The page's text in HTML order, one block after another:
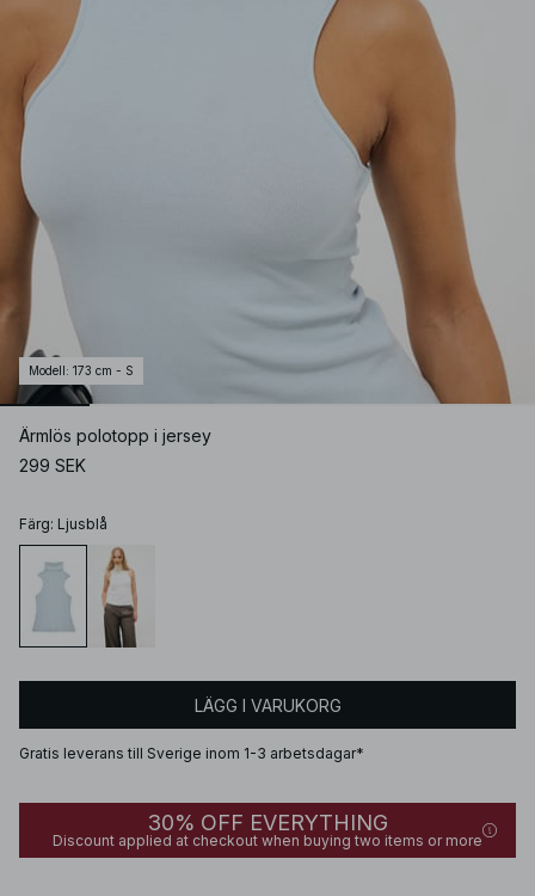
Modell : 173 cm - S
Ärmlös polotopp i jersey
299 SEK
Färg: Ljusblå
LÄGG I VARUKORG
Gratis leverans till Sverige inom 1-3 arbetsdagar*
30% OFF EVERYTHING
Discount applied at checkout when buying two items or more